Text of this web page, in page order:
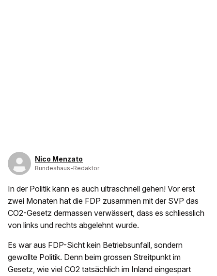
Nico Menzato
Bundeshaus-Redaktor
In der Politik kann es auch ultraschnell gehen! Vor erst
zwei Monaten hat die FDP zusammen mit der SVP das
CO2-Gesetz dermassen verwässert, dass es schliesslich
von links und rechts abgelehnt wurde.
Es war aus FDP-Sicht kein Betriebsunfall, sondern
gewollte Politik. Denn beim grossen Streitpunkt im
Gesetz, wie viel CO2 tatsächlich im Inland eingespart